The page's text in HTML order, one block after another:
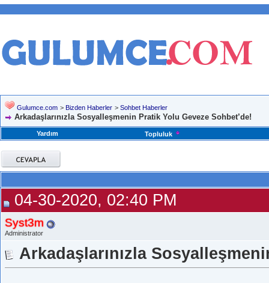
Gulumce.com > Bizden Haberler > Sohbet Haberler
Arkadaşlarınızla Sosyalleşmenin Pratik Yolu Geveze Sohbet’de!
Yardım Topluluk
04-30-2020, 02:40 PM
Syst3m
Administrator
Arkadaşlarınızla